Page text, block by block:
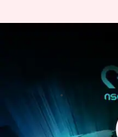
व्हाट्सऐप के
पड़ताल, ये
प्रमोद कुमार Nov 05, 2019
क्या है खबर?